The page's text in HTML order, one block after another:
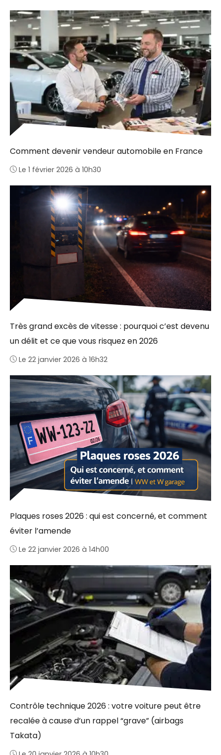
Comment devenir vendeur automobile en France
Le 1 février 2026 à 10h30
Très grand excès de vitesse : pourquoi c’est devenu
un délit et ce que vous risquez en 2026
Le 22 janvier 2026 à 16h32
Plaques roses 2026 : qui est concerné, et comment
éviter l’amende
Le 22 janvier 2026 à 14h00
Contrôle technique 2026 : votre voiture peut être
recalée à cause d’un rappel “grave” (airbags
Takata)